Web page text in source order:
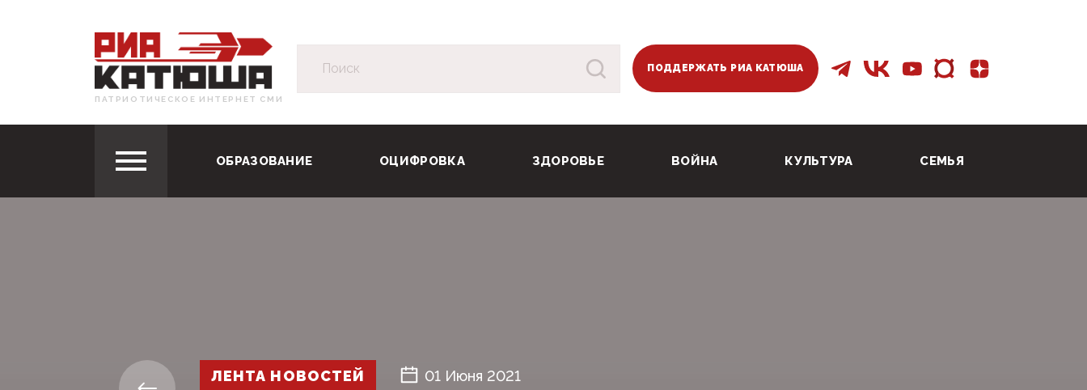
ПАТРИОТИЧЕСКОЕ ИНТЕРНЕТ СМИ
ПОДДЕРЖАТЬ РИА КАТЮША
ОБРАЗОВАНИЕ ОЦИФРОВКА ЗДОРОВЬЕ ВОЙНА КУЛЬТУРА СЕМЬЯ
ЛЕНТА НОВОСТЕЙ 01 Июня 2021